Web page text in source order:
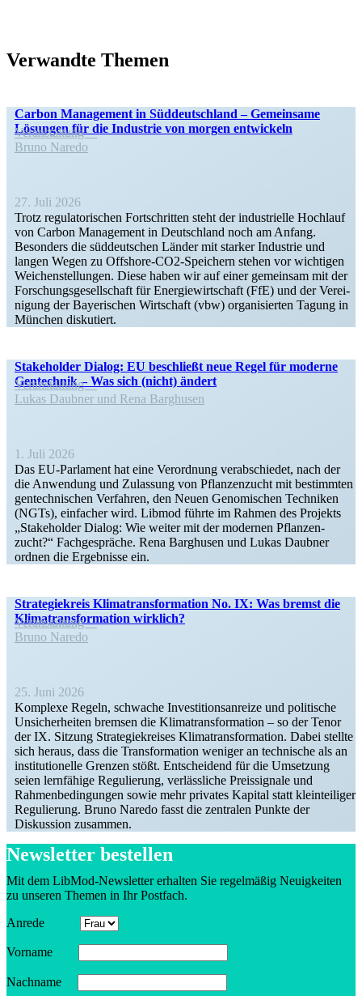
Verwandte Themen
Carbon Management in Süddeutschland – Gemeinsame
Lösungen für die Industrie von morgen entwickeln
Veran­staltung
Bruno Naredo
27. Juli 2026
Trotz regula­to­ri­schen Fortschritten steht der indus­trielle Hochlauf
von Carbon Management in Deutschland noch am Anfang.
Besonders die süddeut­schen Länder mit starker Industrie und
langen Wegen zu Offshore-CO2-Speichern stehen vor wichtigen
Weichen­stel­lungen. Diese haben wir auf einer gemeinsam mit der
Forschungs­ge­sell­schaft für Energie­wirt­schaft (FfE) und der Verei­
nigung der Bayeri­schen Wirtschaft (vbw) organi­sierten Tagung in
München diskutiert.
Stake­holder Dialog: EU beschließt neue Regel für moderne
Gentechnik – Was sich (nicht) ändert
Veran­staltung
Lukas Daubner und Rena Barghusen
1. Juli 2026
Das EU-Parlament hat eine Verordnung verab­schiedet, nach der
die Anwendung und Zulassung von Pflan­zen­zucht mit bestimmten
gentech­ni­schen Verfahren, den Neuen Genomi­schen Techniken
(NGTs), einfacher wird. Libmod führte im Rahmen des Projekts
„Stake­holder Dialog: Wie weiter mit der modernen Pflan­zen­
zucht?“ Fachge­spräche. Rena Barghusen und Lukas Daubner
ordnen die Ergeb­nisse ein.
Strate­gie­kreis Klima­trans­for­mation No. IX: Was bremst die
Klima­trans­for­mation wirklich?
Veran­staltung
Bruno Naredo
25. Juni 2026
Komplexe Regeln, schwache Inves­ti­ti­ons­an­reize und politische
Unsicher­heiten bremsen die Klima­trans­for­mation – so der Tenor
der IX. Sitzung Strate­gie­kreises Klima­trans­for­mation. Dabei stellte
sich heraus, dass die Trans­for­mation weniger an technische als an
insti­tu­tio­nelle Grenzen stößt. Entscheidend für die Umsetzung
seien lernfähige Regulierung, verläss­liche Preis­si­gnale und
Rahmen­be­din­gungen sowie mehr privates Kapital statt klein­tei­liger
Regulierung. Bruno Naredo fasst die zentralen Punkte der
Diskussion zusammen.
Newsletter bestellen
Mit dem LibMod-Newsletter erhalten Sie regel­mäßig Neuig­keiten
zu unseren Themen in Ihr Postfach.
Anrede
Vorname
Nachname